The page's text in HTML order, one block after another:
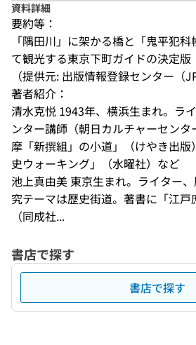
資料詳細
要約等：
「隅田川」に架かる橋と「鬼平犯
て観光する東京下町ガイドの決定版
（提供元: 出版情報登録センター（
著者紹介：
清水克悦 1943年、横浜生まれ。ラ
ンター講師（朝日カルチャーセン
摩「新撰組」の小道」（けやき出
史ウォーキング」（水曜社）など
池上真由美 東京生まれ。ライター
究テーマは歴史街道。著書に「江戸
（同成社...
書店で探す
書店で探す